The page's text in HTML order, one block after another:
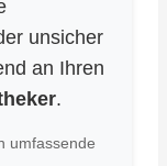
unsicher
an Ihren
.
umfassende